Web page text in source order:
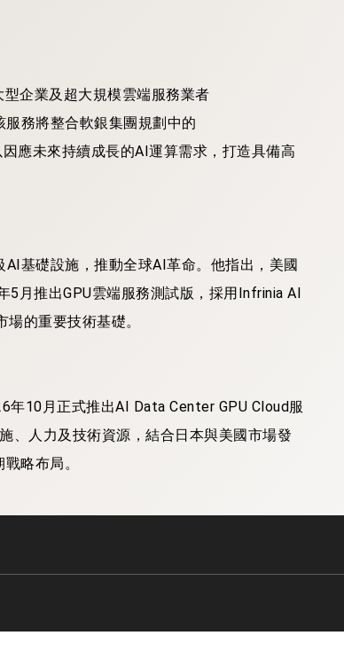
企業及超大規模雲端服務業者
務將整合軟銀集團規劃中的
應未來持續成長的AI運算需求，打造具備高
基礎設施，推動全球AI革命。他指出，美國
月推出GPU雲端服務測試版，採用Infrinia AI
的重要技術基礎。
10月正式推出AI Data Center GPU Cloud服
、人力及技術資源，結合日本與美國市場發
略布局。